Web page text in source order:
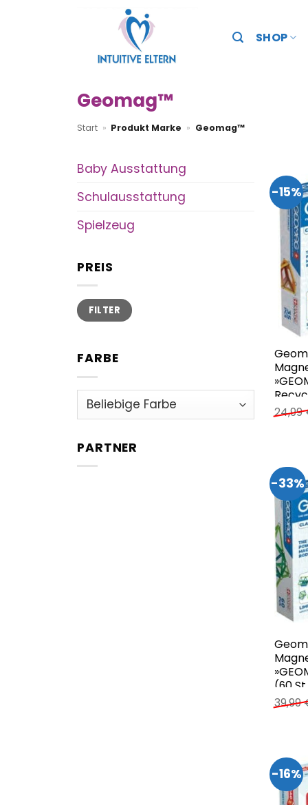
SHOP
Geomag™
Start » Produkt Marke » Geomag™
Baby Ausstattung
Schulausstattung
Spielzeug
PREIS
Min.
Preis
Max.
PreisFILTER
FARBE
PARTNER
-15%
24,99
-33%
(60
39,99
-16%